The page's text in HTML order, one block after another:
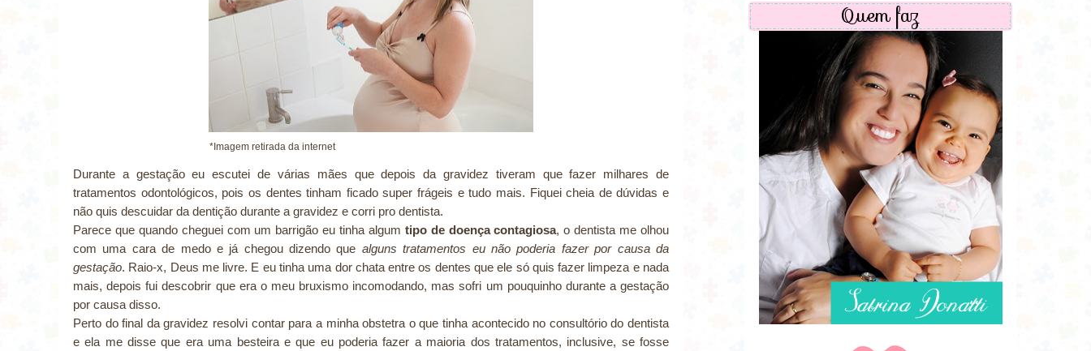
*Imagem retirada da internet
Durante a gestação eu escutei de várias mães que depois da gravidez tiveram que fazer milhares de
tratamentos odontológicos, pois os dentes tinham ficado super frágeis e tudo mais. Fiquei cheia de dúvidas e
não quis descuidar da dentição durante a gravidez e corri pro dentista.
Parece que quando cheguei com um barrigão eu tinha algum tipo de doença contagiosa, o dentista me olhou
com uma cara de medo e já chegou dizendo que alguns tratamentos eu não poderia fazer por causa da
gestação. Raio-x, Deus me livre. E eu tinha uma dor chata entre os dentes que ele só quis fazer limpeza e nada
mais, depois fui descobrir que era o meu bruxismo incomodando, mas sofri um pouquinho durante a gestação
por causa disso.
Perto do final da gravidez resolvi contar para a minha obstetra o que tinha acontecido no consultório do dentista
e ela me disse que era uma besteira e que eu poderia fazer a maioria dos tratamentos, inclusive, se fosse
Quem faz